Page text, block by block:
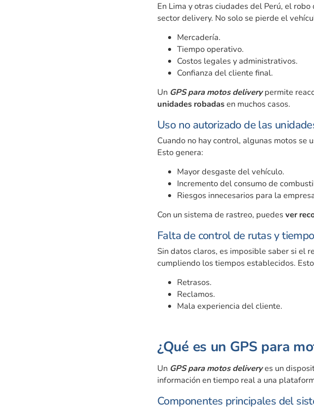
En Lima y otras ciudades del Perú, el
sector delivery. No solo se pierde el
Mercadería.
Tiempo operativo.
Costos legales y administrativos.
Confianza del cliente final.
Un GPS para motos deliverypermite
unidades robadasen muchos casos.
Uso no autorizado de las
Cuando no hay control, algunas motos se
Esto genera:
Mayor desgaste del vehículo.
Incremento del consumo de
Riesgos innecesarios para la
Con un sistema de rastreo, puedes ver
Falta de control de rutas y
Sin datos claros, es imposible saber si el
cumpliendo los tiempos establecidos.
Retrasos.
Reclamos.
Mala experiencia del cliente.
¿Qué es un GPS para
Un GPS para motos deliveryes un
información en tiempo real a una
Componentes principales del